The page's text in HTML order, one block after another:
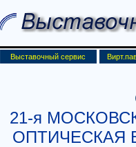
Выставочный сервис
21-я
ОПТИЧЕСКАЯ